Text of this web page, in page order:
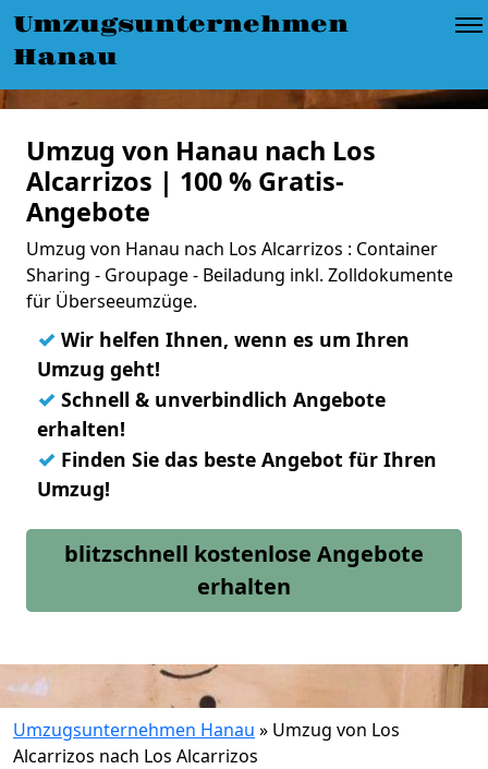
Umzugsunternehmen
Hanau
Umzug von Hanau nach Los
Alcarrizos | 100 % Gratis-
Angebote
Umzug von Hanau nach Los Alcarrizos : Container
Sharing - Groupage - Beiladung inkl. Zolldokumente
für Überseeumzüge.
✓ Wir helfen Ihnen, wenn es um Ihren
Umzug geht!
✓ Schnell & unverbindlich Angebote
erhalten!
✓ Finden Sie das beste Angebot für Ihren
Umzug!
blitzschnell kostenlose Angebote
erhalten
Umzugsunternehmen Hanau » Umzug von Los
Alcarrizos nach Los Alcarrizos